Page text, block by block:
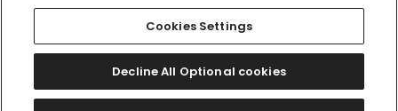
Amazon PayはAmazon.com, Inc.またはその関連会社の商標です。
Cookies Settings
Decline All Optional cookies